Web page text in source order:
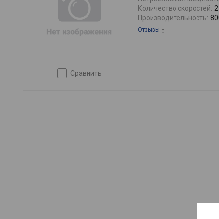
сравнить
Количество скоростей: 2
Производительность:
Отзывы 0